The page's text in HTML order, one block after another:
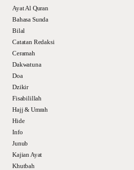
Ayat Al Quran
Bahasa Sunda
Bilal
Catatan Redaksi
Ceramah
Dakwatuna
Doa
Dzikir
Fisabilillah
Hajj & Umrah
Hide
Info
Junub
Kajian Ayat
Khutbah